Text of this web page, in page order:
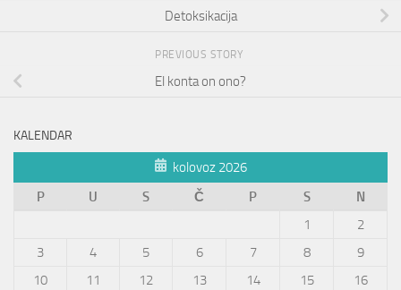
Detoksikacija
PREVIOUS STORY
El konta on ono?
KALENDAR
kolovoz 2026
P
U S Č P S
N
1
2
3
4 5 6 7 8
9
10
11 12 13 14 15
16